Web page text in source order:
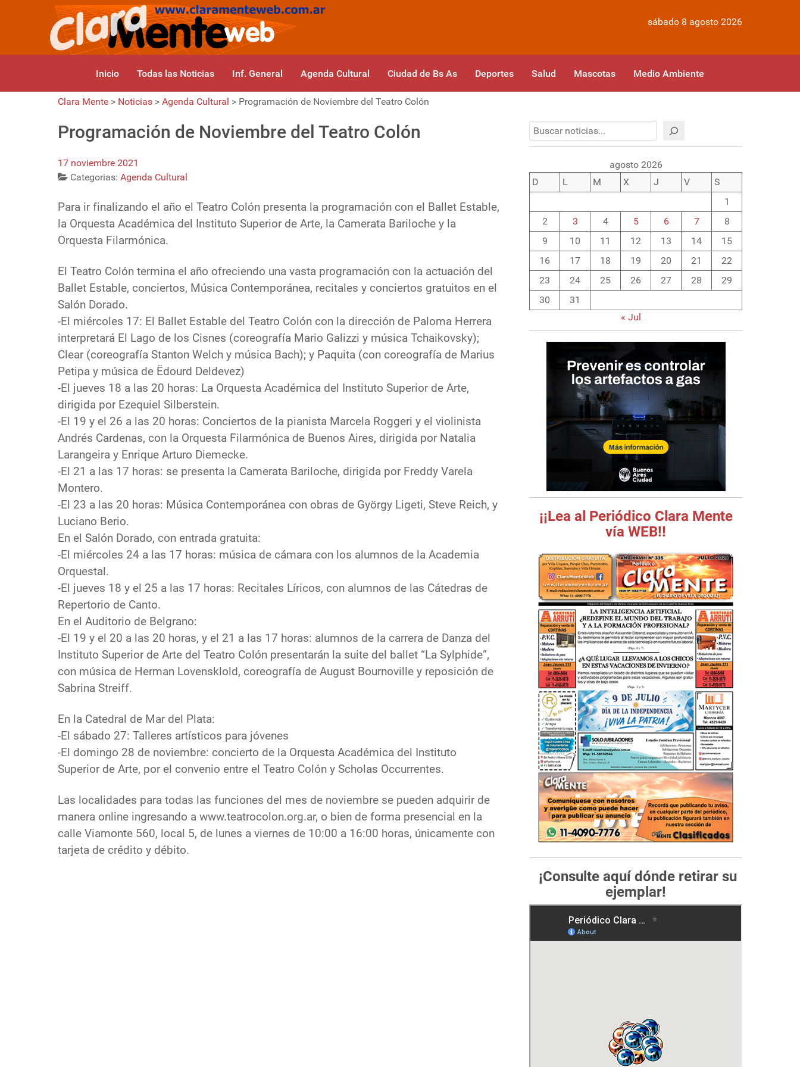
sábado 8 agosto 2026
Inicio Todas las Noticias Inf. General Agenda Cultural Ciudad de Bs As Deportes Salud Mascotas Medio Ambiente
Clara Mente > Noticias > Agenda Cultural > Programación de Noviembre del Teatro Colón
Programación de Noviembre del Teatro Colón
17 noviembre 2021
Categorias: Agenda Cultural
Para ir finalizando el año el Teatro Colón presenta la programación con el Ballet Estable,
la Orquesta Académica del Instituto Superior de Arte, la Camerata Bariloche y la
Orquesta Filarmónica.
El Teatro Colón termina el año ofreciendo una vasta programación con la actuación del
Ballet Estable, conciertos, Música Contemporánea, recitales y conciertos gratuitos en el
Salón Dorado.
-El miércoles 17: El Ballet Estable del Teatro Colón con la dirección de Paloma Herrera
interpretará El Lago de los Cisnes (coreografía Mario Galizzi y música Tchaikovsky);
Clear (coreografía Stanton Welch y música Bach); y Paquita (con coreografía de Marius
Petipa y música de Ëdourd Deldevez)
-El jueves 18 a las 20 horas: La Orquesta Académica del Instituto Superior de Arte,
dirigida por Ezequiel Silberstein.
-El 19 y el 26 a las 20 horas: Conciertos de la pianista Marcela Roggeri y el violinista
Andrés Cardenas, con la Orquesta Filarmónica de Buenos Aires, dirigida por Natalia
Larangeira y Enrique Arturo Diemecke.
-El 21 a las 17 horas: se presenta la Camerata Bariloche, dirigida por Freddy Varela
Montero.
-El 23 a las 20 horas: Música Contemporánea con obras de György Ligeti, Steve Reich, y
Luciano Berio.
En el Salón Dorado, con entrada gratuita:
-El miércoles 24 a las 17 horas: música de cámara con los alumnos de la Academia
Orquestal.
-El jueves 18 y el 25 a las 17 horas: Recitales Líricos, con alumnos de las Cátedras de
Repertorio de Canto.
En el Auditorio de Belgrano:
-El 19 y el 20 a las 20 horas, y el 21 a las 17 horas: alumnos de la carrera de Danza del
Instituto Superior de Arte del Teatro Colón presentarán la suite del ballet “La Sylphide”,
con música de Herman Lovensklold, coreografía de August Bournoville y reposición de
Sabrina Streiff.
En la Catedral de Mar del Plata:
-El sábado 27: Talleres artísticos para jóvenes
-El domingo 28 de noviembre: concierto de la Orquesta Académica del Instituto
Superior de Arte, por el convenio entre el Teatro Colón y Scholas Occurrentes.
Las localidades para todas las funciones del mes de noviembre se pueden adquirir de
manera online ingresando a www.teatrocolon.org.ar, o bien de forma presencial en la
calle Viamonte 560, local 5, de lunes a viernes de 10:00 a 16:00 horas, únicamente con
tarjeta de crédito y débito.
agosto 2026
D
L M X J V
S
1
2
3 4 5 6 7
8
9
10 11 12 13 14
15
16
17 18 19 20 21
22
23
24 25 26 27 28
29
30
31
« Jul
¡¡Lea al Periódico Clara Mente
vía WEB!!
¡Consulte aquí dónde retirar su
ejemplar!